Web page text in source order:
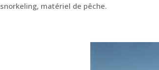
snorkeling, matériel de pêche.